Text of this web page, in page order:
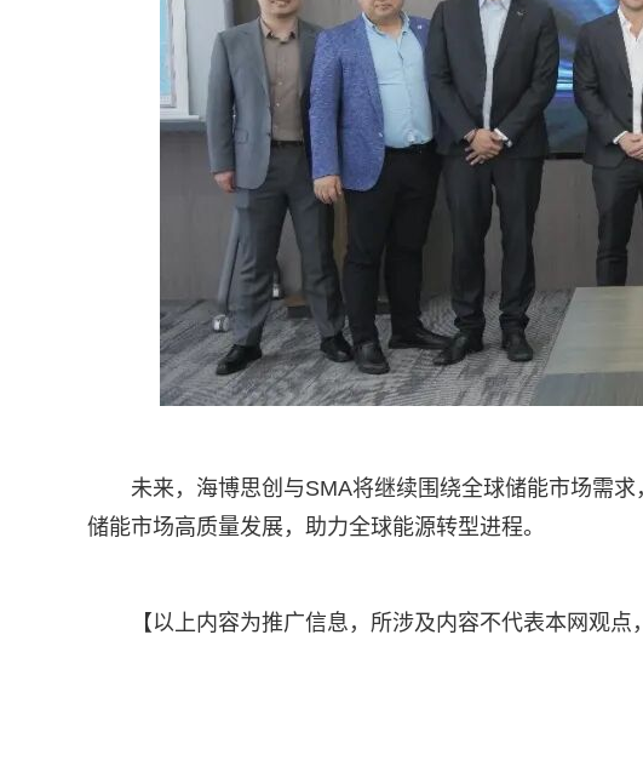
未来，海博思创与SMA将继续围绕全球储能市场需
储能市场高质量发展，助力全球能源转型进程。
【以上内容为推广信息，所涉及内容不代表本网观点